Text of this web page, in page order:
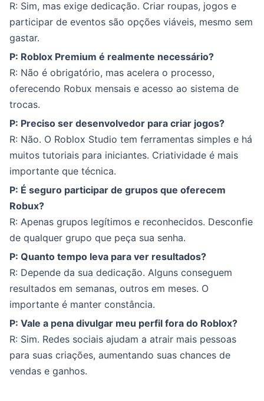
R: Sim, mas exige dedicação. Criar roupas, jogos e
participar de eventos são opções viáveis, mesmo sem
gastar.
P: Roblox Premium é realmente necessário?
R: Não é obrigatório, mas acelera o processo,
oferecendo Robux mensais e acesso ao sistema de
trocas.
P: Preciso ser desenvolvedor para criar jogos?
R: Não. O Roblox Studio tem ferramentas simples e há
muitos tutoriais para iniciantes. Criatividade é mais
importante que técnica.
P: É seguro participar de grupos que oferecem
Robux?
R: Apenas grupos legítimos e reconhecidos. Desconfie
de qualquer grupo que peça sua senha.
P: Quanto tempo leva para ver resultados?
R: Depende da sua dedicação. Alguns conseguem
resultados em semanas, outros em meses. O
importante é manter constância.
P: Vale a pena divulgar meu perfil fora do Roblox?
R: Sim. Redes sociais ajudam a atrair mais pessoas
para suas criações, aumentando suas chances de
vendas e ganhos.